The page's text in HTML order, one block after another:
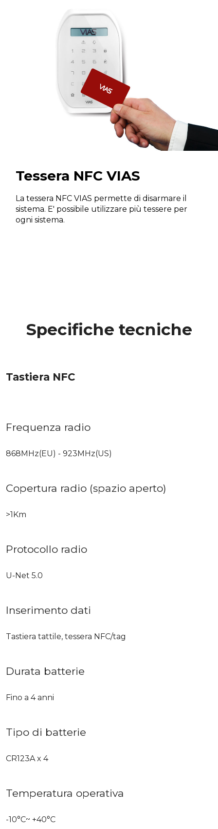
Tessera NFC VIAS
La tessera NFC VIAS permette di disarmare il
sistema. E' possibile utilizzare più tessere per
ogni sistema.
Specifiche tecniche
Tastiera NFC
Frequenza radio
868MHz(EU) - 923MHz(US)
Copertura radio (spazio aperto)
>1Km
Protocollo radio
U-Net 5.0
Inserimento dati
Tastiera tattile, tessera NFC/tag
Durata batterie
Fino a 4 anni
Tipo di batterie
CR123A x 4
Temperatura operativa
-10°C~ +40°C